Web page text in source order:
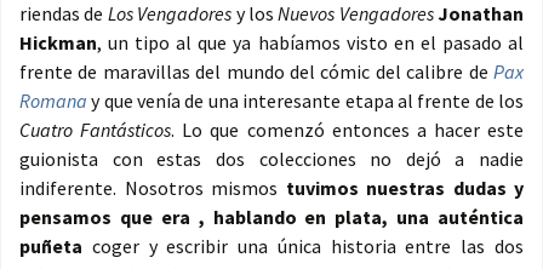
riendas de Los Vengadores y losNuevos VengadoresJonathan
Hickman, un tipo al que ya habíamos visto en el pasado al
frente de maravillas del mundo del cómic del calibre de Pax
Romana y que venía de una interesante etapa al frente de los
Cuatro Fantásticos. Lo que comenzó entonces a hacer este
guionista con estas dos colecciones no dejó a nadie
indiferente. Nosotros mismos tuvimos nuestras dudas y
pensamos que era , hablando en plata, una auténtica
puñeta coger y escribir una única historia entre las dos